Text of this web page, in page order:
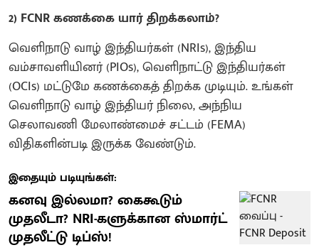
2) FCNR கணக்கை யார் திறக்கலாம்?
வெளிநாடு வாழ் இந்தியர்கள் (NRIs), இந்திய
வம்சாவளியினர் (PIOs), வெளிநாட்டு இந்தியர்கள்
(OCIs) மட்டுமே கணக்கைத் திறக்க முடியும். உங்கள்
வெளிநாடு வாழ் இந்தியர் நிலை, அந்நிய
செலாவணி மேலாண்மைச் சட்டம் (FEMA)
விதிகளின்படி இருக்க வேண்டும்.
இதையும் படியுங்கள்:
கனவு இல்லமா? கைகூடும்
முதலீடா? NRI-களுக்கான ஸ்மார்ட்
முதலீட்டு டிப்ஸ்!